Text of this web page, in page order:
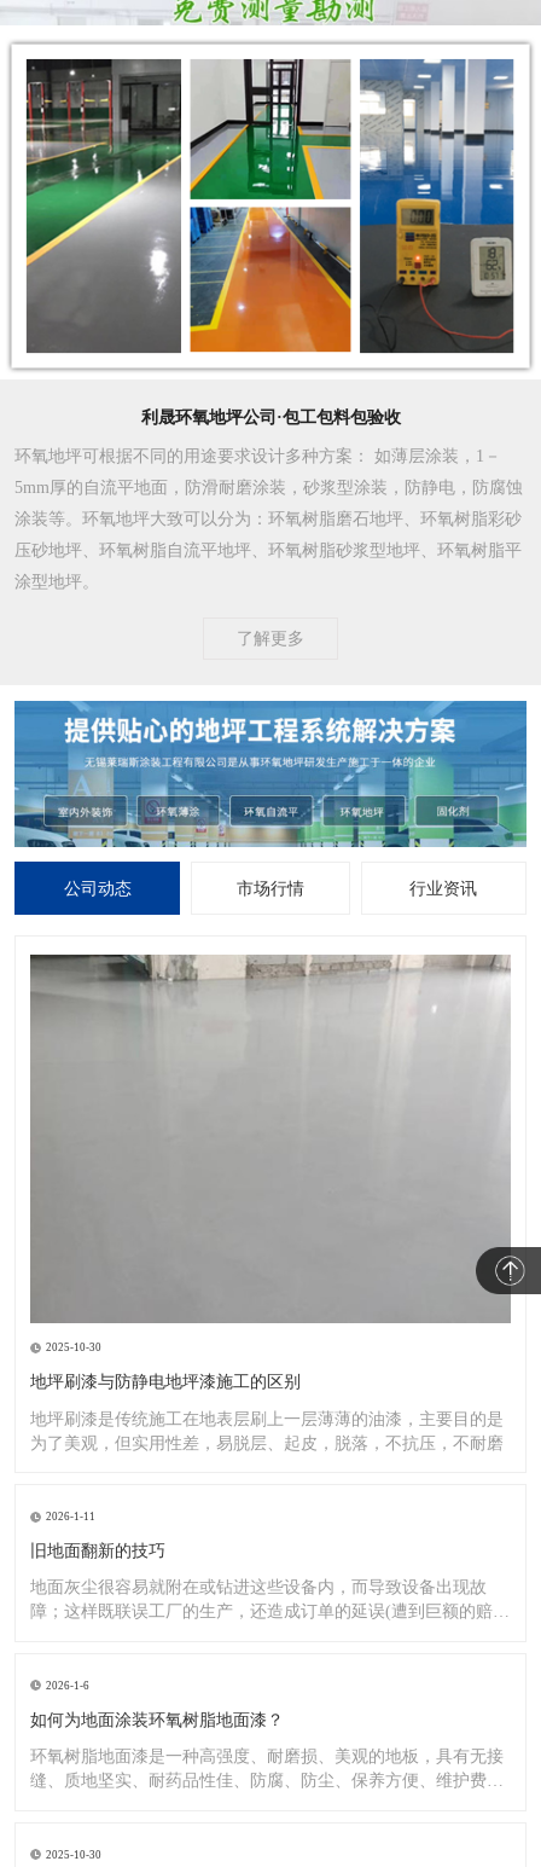
利晟环氧地坪公司·包工包料包验收
环氧地坪可根据不同的用途要求设计多种方案 ： 如薄层涂装，1－
5mm厚的自流平地面，防滑耐磨涂装，砂浆型涂装，防静电，防腐蚀
涂装等。环氧地坪大致可以分为：环氧树脂磨石地坪、环氧树脂彩砂
压砂地坪、环氧树脂自流平地坪、环氧树脂砂浆型地坪、环氧树脂平
涂型地坪。
了解更多
公司动态 市场行情 行业资讯
2025-10-30
地坪刷漆与防静电地坪漆施工的区别
地坪刷漆是传统施工在地表层刷上一层薄薄的油漆，主要目的是
为了美观，但实用性差，易脱层、起皮，脱落，不抗压，不耐磨
2026-1-11
旧地面翻新的技巧
地面灰尘很容易就附在或钻进这些设备内，而导致设备出现故
障；这样既联误工厂的生产，还造成订单的延误(遭到巨额的赔
2026-1-6
如何为地面涂装环氧树脂地面漆？
环氧树脂地面漆是一种高强度、耐磨损、美观的地板，具有无接
缝、质地坚实、耐药品性佳、防腐、防尘、保养方便、维护费用
2025-10-30